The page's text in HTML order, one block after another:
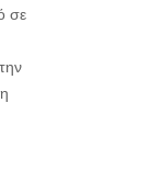
σε